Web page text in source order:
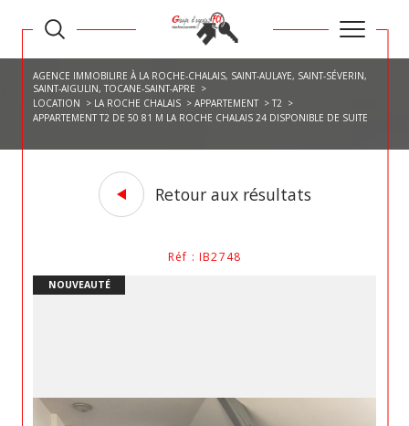
AGENCE IMMOBILIRE À LA ROCHE-CHALAIS, SAINT-AULAYE, SAINT-SÉVERIN,
SAINT-AIGULIN, TOCANE-SAINT-APRE
LOCATION
LA ROCHE CHALAIS APPARTEMENT
T2
APPARTEMENT T2 DE 50 81 M LA ROCHE CHALAIS 24 DISPONIBLE DE SUITE
Retour aux résultats
Réf : IB2748
NOUVEAUTÉ